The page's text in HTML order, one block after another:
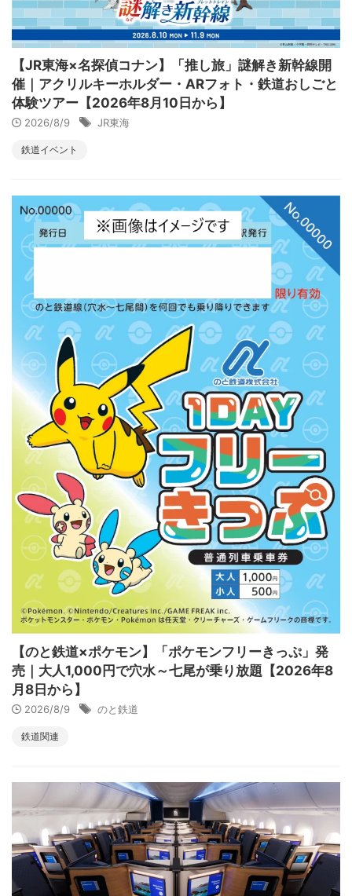
【JR東海×名探偵コナン】「推し旅」謎解き新幹線開
催｜アクリルキーホルダー・ARフォト・鉄道おしごと
体験ツアー【2026年8月10日から】
2026/8/9 JR東海
鉄道イベント
【のと鉄道×ポケモン】「ポケモンフリーきっぷ」発
売｜大人1,000円で穴水～七尾が乗り放題【2026年8
月8日から】
2026/8/9 のと鉄道
鉄道関連